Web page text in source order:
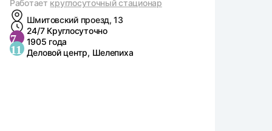
Работает круглосуточный стационар
Шмитовский проезд, 13
24/7 Круглосуточно
7 1905 года
11 Деловой центр, Шелепиха